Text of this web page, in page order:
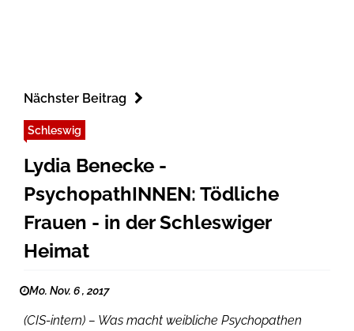
Nächster Beitrag
Schleswig
Lydia Benecke -
PsychopathINNEN: Tödliche
Frauen - in der Schleswiger
Heimat
Mo. Nov. 6 , 2017
(CIS-intern) – Was macht weibliche Psychopathen